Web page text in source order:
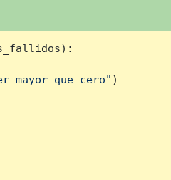
):
mayor que cero" )